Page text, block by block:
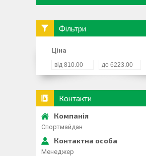
Фільтри
Ціна
Контакти
Спортмайдан
Менеджер